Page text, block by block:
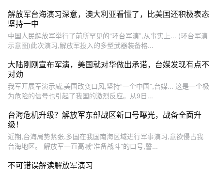
解放军台海演习深意，澳大利亚看懂了，比美国还积极表态
坚持一中
中国人民解放军举行了前所罕见的“环台军演”,从事实上... (环台军演
示意图)此次演习,解放军投入的多型武器装备格...
大陆刚刚宣布军演，美国就对华做出承诺，台媒发现有点不
对劲
我军开展军演示威,美国改变口风,坚持“一个中国”,台媒... 这是一个极
为危险的信号也引起了我国的激烈反应。从9日...
台海危机升级？解放军东部战区新口号曝光，战备全面升
级！
近期,台海局势紧张,多国在我国南海区域进行军事演习,意欲侵占我
台海地区。 解放军一直高喊“准备战斗”的口号,誓...
不可错误解读解放军演习